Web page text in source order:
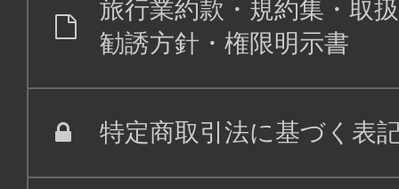
旅行業約款・規約集・取
勧誘方針・権限明示書
特定商取引法に基づく表